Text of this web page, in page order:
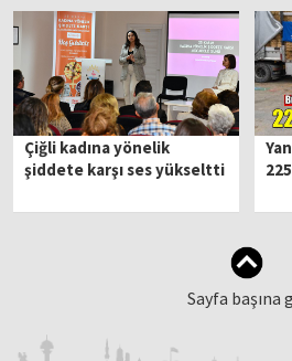
Çiğli kadına yönelik
şiddete karşı ses yükseltti
Sayfa başına